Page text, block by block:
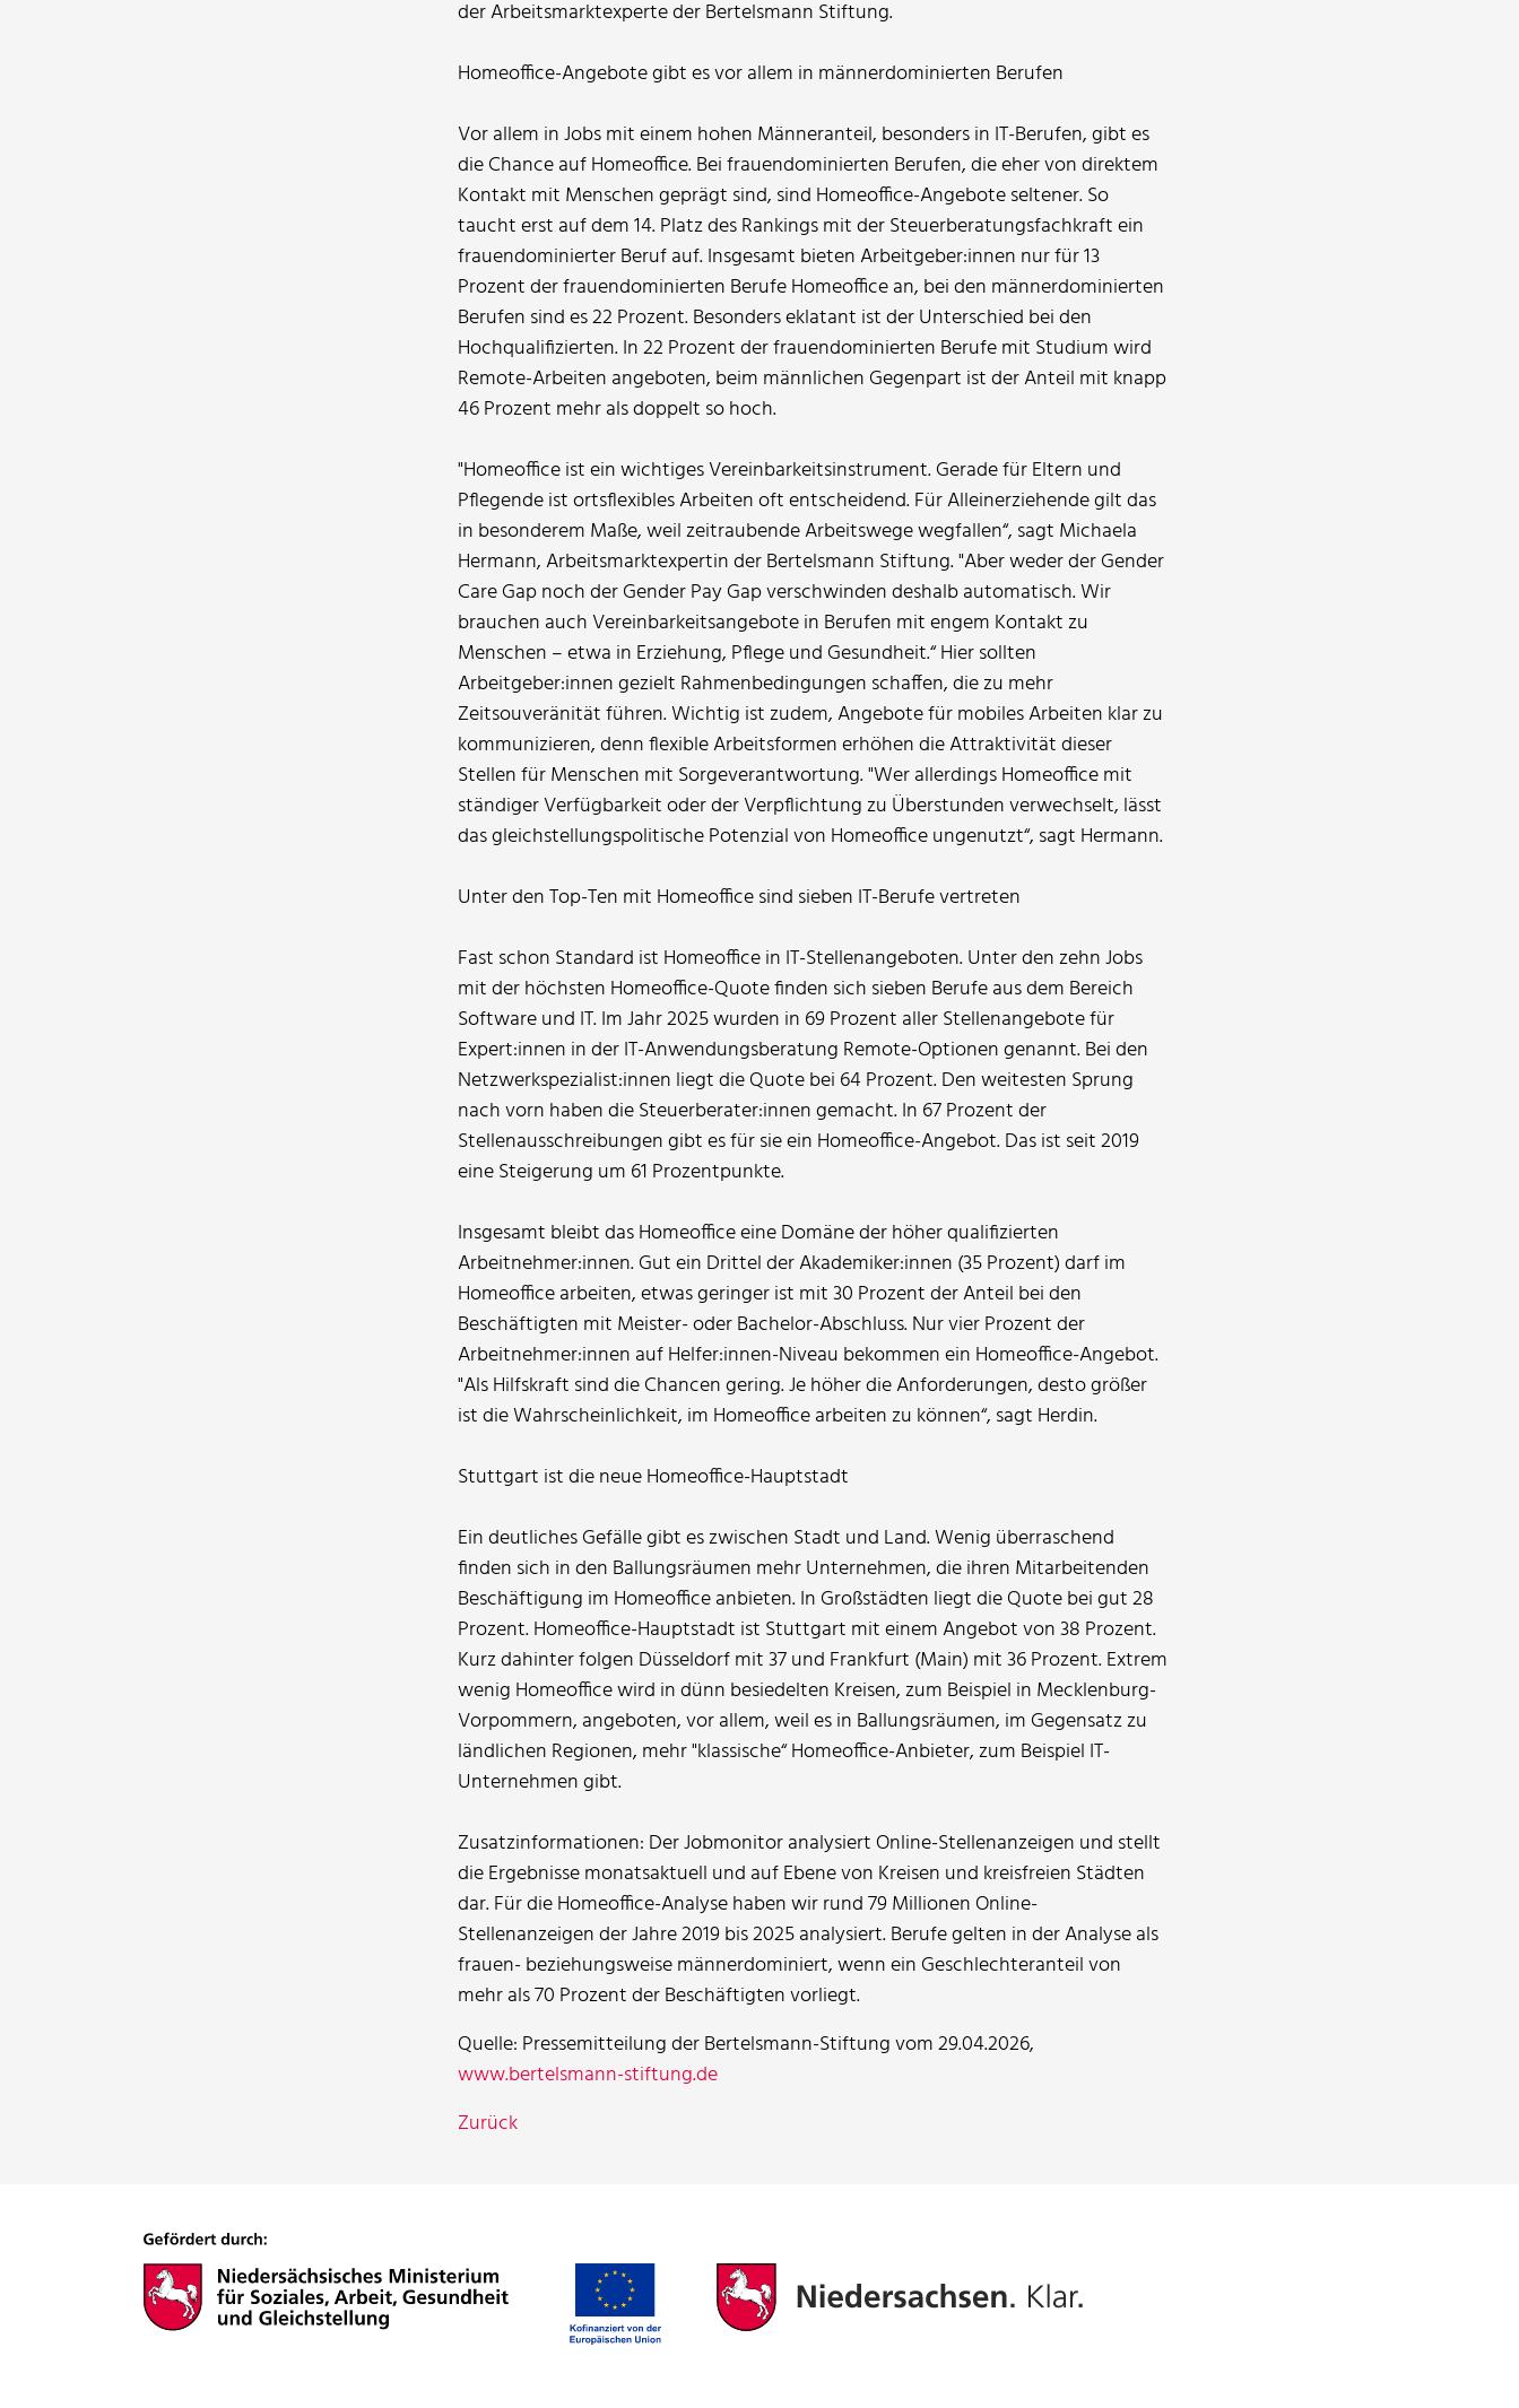
der Arbeitsmarktexperte der Bertelsmann Stiftung.
Homeoffice-Angebote gibt es vor allem in männerdominierten Berufen
Vor allem in Jobs mit einem hohen Männeranteil, besonders in IT-Berufen, gibt es
die Chance auf Homeoffice. Bei frauendominierten Berufen, die eher von direktem
Kontakt mit Menschen geprägt sind, sind Homeoffice-Angebote seltener. So
taucht erst auf dem 14. Platz des Rankings mit der Steuerberatungsfachkraft ein
frauendominierter Beruf auf. Insgesamt bieten Arbeitgeber:innen nur für 13
Prozent der frauendominierten Berufe Homeoffice an, bei den männerdominierten
Berufen sind es 22 Prozent. Besonders eklatant ist der Unterschied bei den
Hochqualifizierten. In 22 Prozent der frauendominierten Berufe mit Studium wird
Remote-Arbeiten angeboten, beim männlichen Gegenpart ist der Anteil mit knapp
46 Prozent mehr als doppelt so hoch.
"Homeoffice ist ein wichtiges Vereinbarkeitsinstrument. Gerade für Eltern und
Pflegende ist ortsflexibles Arbeiten oft entscheidend. Für Alleinerziehende gilt das
in besonderem Maße, weil zeitraubende Arbeitswege wegfallen“, sagt Michaela
Hermann, Arbeitsmarktexpertin der Bertelsmann Stiftung. "Aber weder der Gender
Care Gap noch der Gender Pay Gap verschwinden deshalb automatisch. Wir
brauchen auch Vereinbarkeitsangebote in Berufen mit engem Kontakt zu
Menschen – etwa in Erziehung, Pflege und Gesundheit.“ Hier sollten
Arbeitgeber:innen gezielt Rahmenbedingungen schaffen, die zu mehr
Zeitsouveränität führen. Wichtig ist zudem, Angebote für mobiles Arbeiten klar zu
kommunizieren, denn flexible Arbeitsformen erhöhen die Attraktivität dieser
Stellen für Menschen mit Sorgeverantwortung. "Wer allerdings Homeoffice mit
ständiger Verfügbarkeit oder der Verpflichtung zu Überstunden verwechselt, lässt
das gleichstellungspolitische Potenzial von Homeoffice ungenutzt“, sagt Hermann.
Unter den Top-Ten mit Homeoffice sind sieben IT-Berufe vertreten
Fast schon Standard ist Homeoffice in IT-Stellenangeboten. Unter den zehn Jobs
mit der höchsten Homeoffice-Quote finden sich sieben Berufe aus dem Bereich
Software und IT. Im Jahr 2025 wurden in 69 Prozent aller Stellenangebote für
Expert:innen in der IT-Anwendungsberatung Remote-Optionen genannt. Bei den
Netzwerkspezialist:innen liegt die Quote bei 64 Prozent. Den weitesten Sprung
nach vorn haben die Steuerberater:innen gemacht. In 67 Prozent der
Stellenausschreibungen gibt es für sie ein Homeoffice-Angebot. Das ist seit 2019
eine Steigerung um 61 Prozentpunkte.
Insgesamt bleibt das Homeoffice eine Domäne der höher qualifizierten
Arbeitnehmer:innen. Gut ein Drittel der Akademiker:innen (35 Prozent) darf im
Homeoffice arbeiten, etwas geringer ist mit 30 Prozent der Anteil bei den
Beschäftigten mit Meister- oder Bachelor-Abschluss. Nur vier Prozent der
Arbeitnehmer:innen auf Helfer:innen-Niveau bekommen ein Homeoffice-Angebot.
"Als Hilfskraft sind die Chancen gering. Je höher die Anforderungen, desto größer
ist die Wahrscheinlichkeit, im Homeoffice arbeiten zu können“, sagt Herdin.
Stuttgart ist die neue Homeoffice-Hauptstadt
Ein deutliches Gefälle gibt es zwischen Stadt und Land. Wenig überraschend
finden sich in den Ballungsräumen mehr Unternehmen, die ihren Mitarbeitenden
Beschäftigung im Homeoffice anbieten. In Großstädten liegt die Quote bei gut 28
Prozent. Homeoffice-Hauptstadt ist Stuttgart mit einem Angebot von 38 Prozent.
Kurz dahinter folgen Düsseldorf mit 37 und Frankfurt (Main) mit 36 Prozent. Extrem
wenig Homeoffice wird in dünn besiedelten Kreisen, zum Beispiel in Mecklenburg-
Vorpommern, angeboten, vor allem, weil es in Ballungsräumen, im Gegensatz zu
ländlichen Regionen, mehr "klassische“ Homeoffice-Anbieter, zum Beispiel IT-
Unternehmen gibt.
Zusatzinformationen: Der Jobmonitor analysiert Online-Stellenanzeigen und stellt
die Ergebnisse monatsaktuell und auf Ebene von Kreisen und kreisfreien Städten
dar. Für die Homeoffice-Analyse haben wir rund 79 Millionen Online-
Stellenanzeigen der Jahre 2019 bis 2025 analysiert. Berufe gelten in der Analyse als
frauen- beziehungsweise männerdominiert, wenn ein Geschlechteranteil von
mehr als 70 Prozent der Beschäftigten vorliegt.
Quelle: Pressemitteilung der Bertelsmann-Stiftung vom 29.04.2026,
www.bertelsmann-stiftung.de
Zurück